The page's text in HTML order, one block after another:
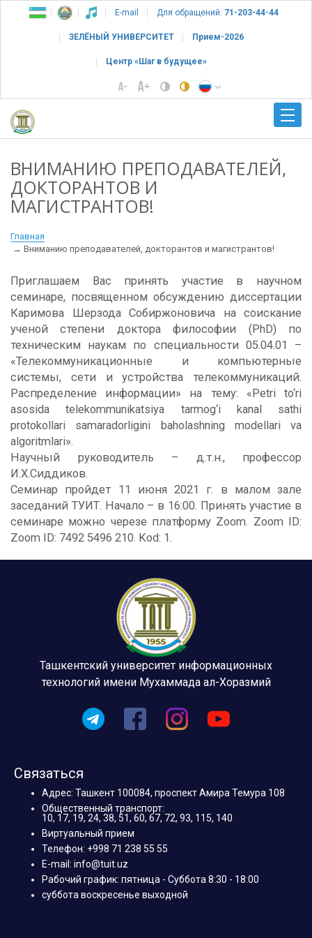
E-mail Для обращений: 71-203-44-44
ЗЕЛЁНЫЙ УНИВЕРСИТЕТ Прием-2026
Центр «Шаг в будущее»
ВНИМАНИЮ ПРЕПОДАВАТЕЛЕЙ,
ДОКТОРАНТОВ И
МАГИСТРАНТОВ!
Главная
Вниманию преподавателей, докторантов и магистрантов!
Приглашаем Вас принять участие в научном
семинаре, посвященном обсуждению диссертации
Каримова Шерзода Собиржоновича на соискание
ученой степени доктора философии (PhD) по
техническим наукам по специальности 05.04.01 –
«Телекоммуникационные и компьютерные
системы, сети и устройства телекоммуникаций.
Распределение информации» на тему: «Petri to‘ri
asosida telekommunikatsiya tarmog‘i kanal sathi
protokollari samaradorligini baholashning modellari va
algoritmlari».
Научный руководитель – д.т.н., профессор
И.Х.Сиддиков.
Семинар пройдет 11 июня 2021 г. в малом зале
заседаний ТУИТ. Начало – в 16:00. Принять участие в
семинаре можно черезе платформу Zoom. Zoom ID:
Zoom ID: 7492 5496 210. Kod: 1.
Ташкентский университет информационных
технологий имени Мухаммада ал-Хоразмий
Связаться
Адрес: Ташкент 100084, проспект Амира Темура 108
Общественный транспорт:
10, 17, 19, 24, 38, 51, 60, 67, 72, 93, 115, 140
Виртуальный прием
Телефон: +998 71 238 55 55
E-mail: info@tuit.uz
Рабочий график: пятница - Суббота 8:30 - 18:00
суббота воскресенье выходной